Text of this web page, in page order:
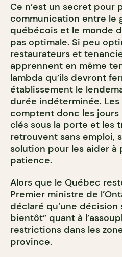
Ce n’est un secret pour
communication entre le
québécois et le monde
pas optimale. Si peu
restaurateurs et
apprennent en même
lambda qu’ils devront
établissement le
durée indéterminée.
comptent donc les
clés sous la porte et les
retrouvent sans emploi,
solution pour les aider à
patience.
Alors que le Québec
Premier ministre de
déclaré qu’une décision
bientôt” quant à
restrictions dans les
province.